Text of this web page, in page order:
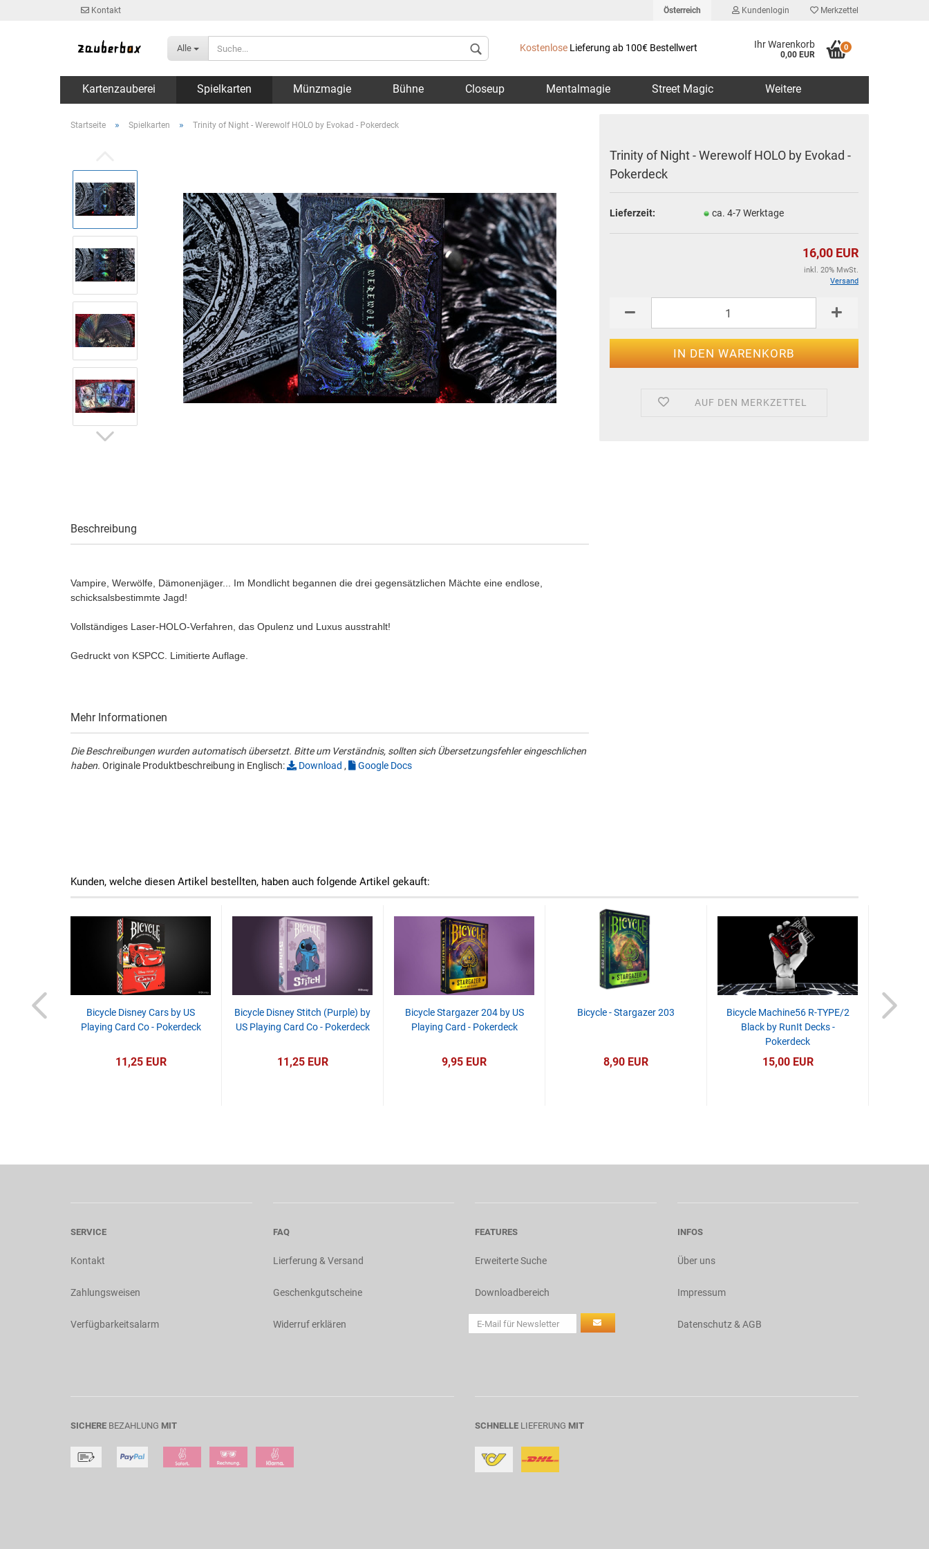
Kontakt Österreich
Lieferland
Kundenlogin Merkzettel
Alle Kostenlose Lieferung ab 100€ Bestellwert Ihr Warenkorb
0,00 EUR
0
Kartenzauberei Spielkarten Münzmagie Bühne Closeup Mentalmagie Street Magic Weitere
Startseite » Spielkarten » Trinity of Night - Werewolf HOLO by Evokad - Pokerdeck
Trinity of Night - Werewolf HOLO by Evokad -
Pokerdeck
Lieferzeit: ca. 4-7 Werktage
16,00 EUR
inkl. 20% MwSt.
Versand
AUF DEN MERKZETTEL
Beschreibung
Vampire, Werwölfe, Dämonenjäger... Im Mondlicht begannen die drei gegensätzlichen Mächte eine endlose,
schicksalsbestimmte Jagd!
Vollständiges Laser-HOLO-Verfahren, das Opulenz und Luxus ausstrahlt!
Gedruckt von KSPCC. Limitierte Auflage.
Mehr Informationen
Die Beschreibungen wurden automatisch übersetzt. Bitte um Verständnis, sollten sich Übersetzungsfehler eingeschlichen
haben. Originale Produktbeschreibung in Englisch: Download , Google Docs
Kunden, welche diesen Artikel bestellten, haben auch folgende Artikel gekauft:
the Pooh
Bicycle Disney Cars by US
Playing Card Co - Pokerdeck
11,25 EUR
Bicycle Disney Stitch (Purple) by
US Playing Card Co - Pokerdeck
11,25 EUR
Bicycle Stargazer 204 by US
Playing Card - Pokerdeck
9,95 EUR
Bicycle - Stargazer 203
8,90 EUR
Bicycle Machine56 R-TYPE/2
Black by RunIt Decks -
Pokerdeck
15,00 EUR
Bicycle
SERVICE
Kontakt
Zahlungsweisen
Verfügbarkeitsalarm
FAQ
Lierferung & Versand
Geschenkgutscheine
Widerruf erklären
FEATURES
Erweiterte Suche
Downloadbereich
INFOS
Über uns
Impressum
Datenschutz & AGB
SICHERE BEZAHLUNG MIT SCHNELLE LIEFERUNG MIT